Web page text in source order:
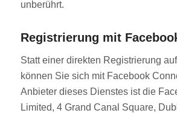
unberührt.
Registrierung mit
Statt einer direkten Registrierung
können Sie sich mit Facebook
Anbieter dieses Dienstes ist die
Limited, 4 Grand Canal Square,